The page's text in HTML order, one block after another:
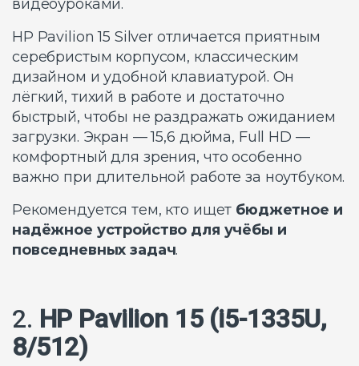
видеоуроками.
HP Pavilion 15 Silver отличается приятным
серебристым корпусом, классическим
дизайном и удобной клавиатурой. Он
лёгкий, тихий в работе и достаточно
быстрый, чтобы не раздражать ожиданием
загрузки. Экран — 15,6 дюйма, Full HD —
комфортный для зрения, что особенно
важно при длительной работе за ноутбуком.
Рекомендуется тем, кто ищет бюджетное и
надёжное устройство для учёбы и
повседневных задач.
2. HP Pavilion 15 (i5-1335U,
8/512)